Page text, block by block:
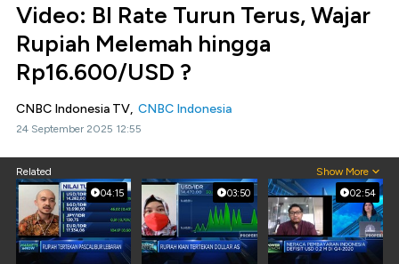
Video: BI Rate Turun Terus, Wajar
Rupiah Melemah hingga
Rp16.600/USD ?
CNBC Indonesia TV, CNBC Indonesia
24 September 2025 12:55
Related Show More
04:15 03:50 02:54